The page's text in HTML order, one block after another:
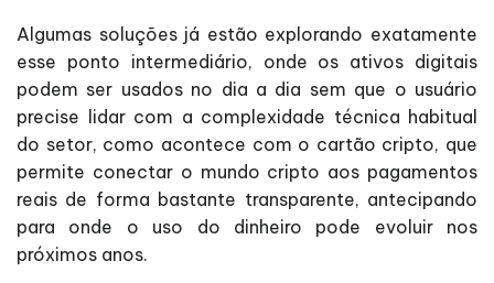
Algumas soluções já estão explorando exatamente
esse ponto intermediário, onde os ativos digitais
podem ser usados no dia a dia sem que o usuário
precise lidar com a complexidade técnica habitual
do setor, como acontece com o cartão cripto, que
permite conectar o mundo cripto aos pagamentos
reais de forma bastante transparente, antecipando
para onde o uso do dinheiro pode evoluir nos
próximos anos.